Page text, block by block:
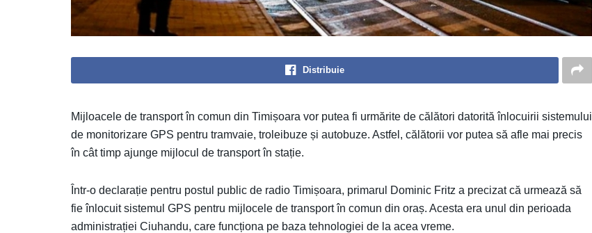
Distribuie
Mijloacele de transport în comun din Timișoara vor putea fi urmărite de călători datorită înlocuirii sistemului
de monitorizare GPS pentru tramvaie, troleibuze și autobuze. Astfel, călătorii vor putea să afle mai precis
în cât timp ajunge mijlocul de transport în stație.
Într-o declarație pentru postul public de radio Timișoara, primarul Dominic Fritz a precizat că urmează să
fie înlocuit sistemul GPS pentru mijlocele de transport în comun din oraș. Acesta era unul din perioada
administrației Ciuhandu, care funcționa pe baza tehnologiei de la acea vreme.